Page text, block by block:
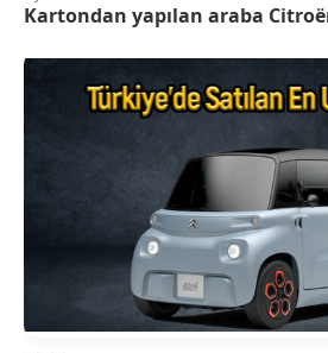
Kartondan yapılan araba